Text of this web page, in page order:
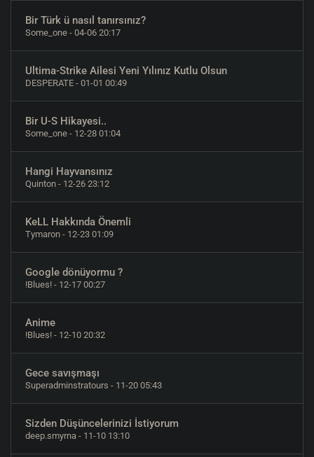
Bir Türk ü nasıl tanırsınız?
Some_one - 04-06 20:17
Ultima-Strike Ailesi Yeni Yılınız Kutlu Olsun
DESPERATE - 01-01 00:49
Bir U-S Hikayesi..
Some_one - 12-28 01:04
Hangi Hayvansınız
Quinton - 12-26 23:12
KeLL Hakkında Önemli
Tymaron - 12-23 01:09
Google dönüyormu ?
!Blues! - 12-17 00:27
Anime
!Blues! - 12-10 20:32
Gece savışmaşı
Superadminstratours - 11-20 05:43
Sizden Düşüncelerinizi İstiyorum
deep.smyrna - 11-10 13:10